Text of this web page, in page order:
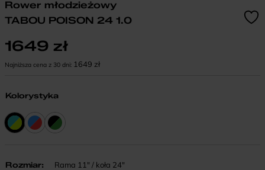
Rower młodzieżowy
TABOU POISON 24 1.0
1649 zł
Najniższa cena z 30 dni: 1649 zł
Kolorystyka
Rozmiar: Rama 11" / koła 24"